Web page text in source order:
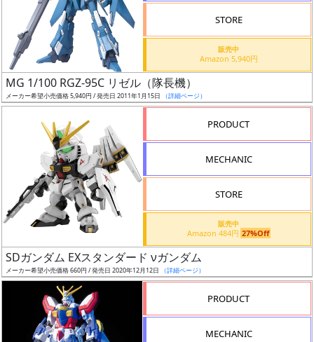
割
引
店
STORE
販売中
Amazon 5,940円
MG 1/100 RGZ-95C リゼル（隊長機）
メーカー希望小売価格 5,940円 / 発売日 2011年1月15日 （詳細ページ）
PRODUCT
MECHANIC
STORE
販売中
Amazon 484円 27%Off
SDガンダム EXスタンダード νガンダム
メーカー希望小売価格 660円 / 発売日 2020年12月12日 （詳細ページ）
PRODUCT
MECHANIC